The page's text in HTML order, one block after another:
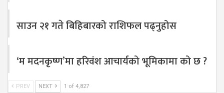
साउन २१ गते बिहिबारको राशिफल पढ्नुहोस
‘म मदनकृष्ण’मा हरिवंश आचार्यको भूमिकामा को छ ?
PREV NEXT 1 of 4,827